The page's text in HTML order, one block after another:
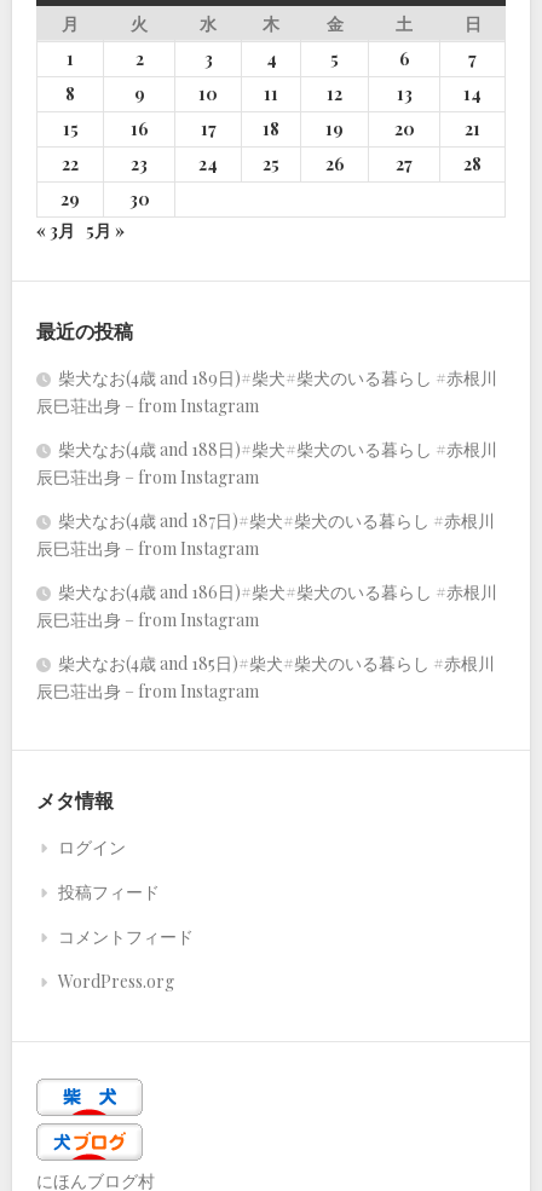
月
火 水 木 金 土
日
1
2 3 4 5 6
7
8
9 10 11 12 13
14
15
16 17 18 19 20
21
22
23 24 25 26 27
28
29
30
« 3月
5月 »
最近の投稿
柴犬なお(4歳 and 189日)#柴犬#柴犬のいる暮らし #赤根川
辰巳荘出身 – from Instagram
柴犬なお(4歳 and 188日)#柴犬#柴犬のいる暮らし #赤根川
辰巳荘出身 – from Instagram
柴犬なお(4歳 and 187日)#柴犬#柴犬のいる暮らし #赤根川
辰巳荘出身 – from Instagram
柴犬なお(4歳 and 186日)#柴犬#柴犬のいる暮らし #赤根川
辰巳荘出身 – from Instagram
柴犬なお(4歳 and 185日)#柴犬#柴犬のいる暮らし #赤根川
辰巳荘出身 – from Instagram
メタ情報
ログイン
投稿フィード
コメントフィード
WordPress.org
にほんブログ村